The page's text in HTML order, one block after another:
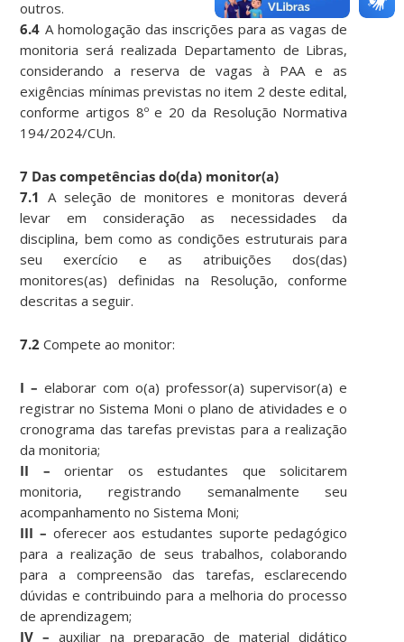
outros.
6.4 A homologação das inscrições para as vagas de
monitoria será realizada Departamento de Libras,
considerando a reserva de vagas à PAA e as
exigências mínimas previstas no item 2 deste edital,
conforme artigos 8º e 20 da Resolução Normativa
194/2024/CUn.
7 Das competências do(da) monitor(a)
7.1 A seleção de monitores e monitoras deverá
levar em consideração as necessidades da
disciplina, bem como as condições estruturais para
seu exercício e as atribuições dos(das)
monitores(as) definidas na Resolução, conforme
descritas a seguir.
7.2 Compete ao monitor:
I – elaborar com o(a) professor(a) supervisor(a) e
registrar no Sistema Moni o plano de atividades e o
cronograma das tarefas previstas para a realização
da monitoria;
II – orientar os estudantes que solicitarem
monitoria, registrando semanalmente seu
acompanhamento no Sistema Moni;
III – oferecer aos estudantes suporte pedagógico
para a realização de seus trabalhos, colaborando
para a compreensão das tarefas, esclarecendo
dúvidas e contribuindo para a melhoria do processo
de aprendizagem;
IV – auxiliar na preparação de material didático